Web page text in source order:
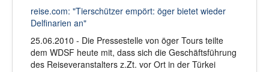
reise.com: "Tierschützer empört: öger bietet wieder
Delfinarien an"
25.06.2010 - Die Pressestelle von öger Tours teilte
dem WDSF heute mit, dass sich die Geschäftsführung
des Reiseveranstalters z.Zt. vor Ort in der Türkei